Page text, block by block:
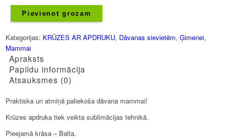
mamma
daudzums
Pievienot grozam
Kategorijas: KRŪZES AR APDRUKU, Dāvanas sievietēm,Ģimenei,
Mammai
Apraksts
Papildu informācija
Atsauksmes (0)
Praktiska un atmiņā paliekoša dāvana mammai!
Krūzes apdruka tiek veikta sublimācijas tehnikā.
Pieejamā krāsa – Balta.